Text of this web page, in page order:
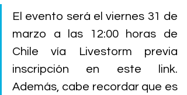
El evento será el viernes 31 de
marzo a las 12:00 horas de
Chile vía Livestorm previa
inscripción en este link.
Además, cabe recordar que es